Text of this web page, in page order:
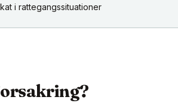
i rattegangssituationer